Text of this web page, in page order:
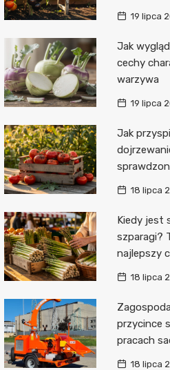
19 lipca
Jak
cechy
warzywa
19 lipca
Jak
18 lipca
Kiedy jest
szparagi?
najlepszy
18 lipca
przycince
pracach
18 lipca